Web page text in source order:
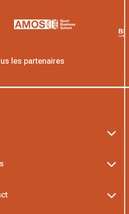
les partenaires